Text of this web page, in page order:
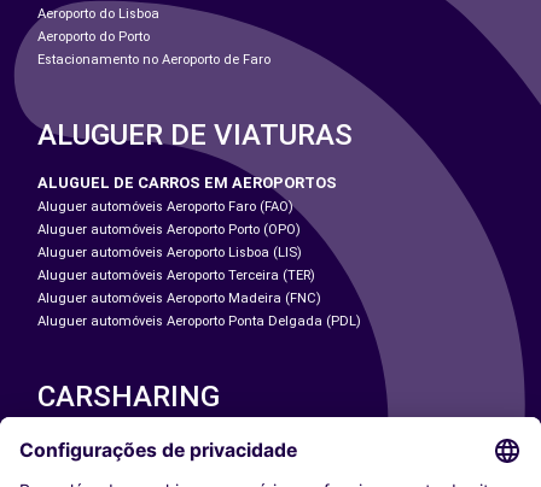
Aeroporto do Lisboa
Aeroporto do Porto
Estacionamento no Aeroporto de Faro
ALUGUER DE VIATURAS
ALUGUEL DE CARROS EM AEROPORTOS
Aluguer automóveis Aeroporto Faro (FAO)
Aluguer automóveis Aeroporto Porto (OPO)
Aluguer automóveis Aeroporto Lisboa (LIS)
Aluguer automóveis Aeroporto Terceira (TER)
Aluguer automóveis Aeroporto Madeira (FNC)
Aluguer automóveis Aeroporto Ponta Delgada (PDL)
CARSHARING
NOSSAS CIDADES